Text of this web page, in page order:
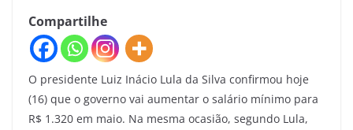
Compartilhe
O presidente Luiz Inácio Lula da Silva confirmou hoje
(16) que o governo vai aumentar o salário mínimo para
R$ 1.320 em maio. Na mesma ocasião, segundo Lula,